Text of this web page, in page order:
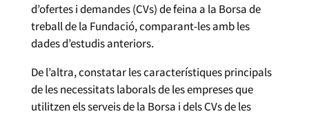
d’ofertes i demandes (CVs) de feina a la Borsa de
treball de la Fundació, comparant-les amb les
dades d’estudis anteriors.
De l’altra, constatar les característiques principals
de les necessitats laborals de les empreses que
utilitzen els serveis de la Borsa i dels CVs de les